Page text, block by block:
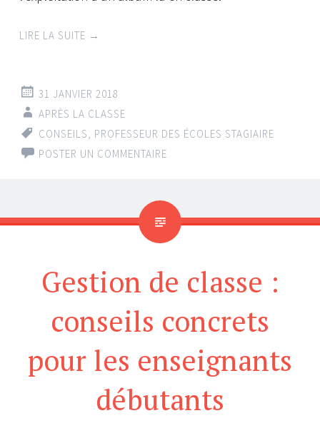
LIRE LA SUITE →
31 JANVIER 2018
APRÈS LA CLASSE
CONSEILS
PROFESSEUR DES ÉCOLES STAGIAIRE
POSTER UN COMMENTAIRE
Gestion de classe :
conseils concrets
pour les enseignants
débutants